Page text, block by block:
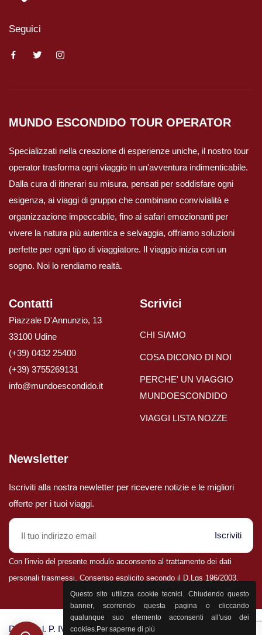
Questo sito utilizza cookie tecnici. Chiudendo questo
banner, scorrendo questa pagina o cliccando
qualunque suo elemento acconsenti all'uso dei
cookies.Per saperne di più
0432 25400
Seguici
MUNDO ESCONDIDO TOUR OPERATOR
Specializzati nella creazione di esperienze uniche, il nostro tour
operator trasforma ogni viaggio in un'avventura indimenticabile.
Dalla cura di itinerari su misura, pensati per soddisfare ogni
esigenza, ai viaggi di gruppo che combinano convivialità e
organizzazione impeccabile, fino ai safari emozionanti per
vivere la natura più autentica e selvaggia, offriamo soluzioni
perfette per ogni tipo di viaggiatore. Il viaggio inizia con un
sogno. Noi lo rendiamo realtà.
Contatti
Piazzale D'Annunzio, 13
33100 Udine
(+39) 0432 25400
(+39) 3755269131
info@mundoescondido.it
Scrivici
CHI SIAMO
COSA DICONO DI NOI
PERCHE' UN VIAGGIO
MUNDOESCONDIDO
VIAGGI LISTA NOZZE
Newsletter
Iscriviti alla nostra newletter per ricevere notizie e le migliori
offerte per i tuoi viaggi.
Iscriviti
Con l'invio del presente modulo acconsento al trattamento dei dati
personali trasmessi. Consenso esplicito secondo il D.Lgs 196/2003.
D&P S.r.l. P. IVA 02398830303 - CCIA Udine n. 25774 - Aut.